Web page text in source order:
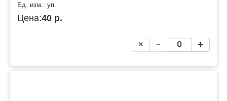
Ед. изм.: уп.
Цена:40 р.